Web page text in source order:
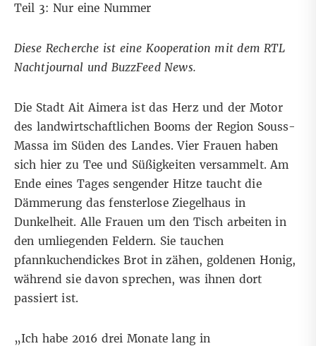
Teil 3: Nur eine Nummer
Diese Recherche ist eine Kooperation mit dem RTL
Nachtjournal und BuzzFeed News.
Die Stadt Ait Aimera ist das Herz und der Motor
des landwirtschaftlichen Booms der Region Souss-
Massa im Süden des Landes. Vier Frauen haben
sich hier zu Tee und Süßigkeiten versammelt. Am
Ende eines Tages sengender Hitze taucht die
Dämmerung das fensterlose Ziegelhaus in
Dunkelheit. Alle Frauen um den Tisch arbeiten in
den umliegenden Feldern. Sie tauchen
pfannkuchendickes Brot in zähen, goldenen Honig,
während sie davon sprechen, was ihnen dort
passiert ist.
„Ich habe 2016 drei Monate lang in